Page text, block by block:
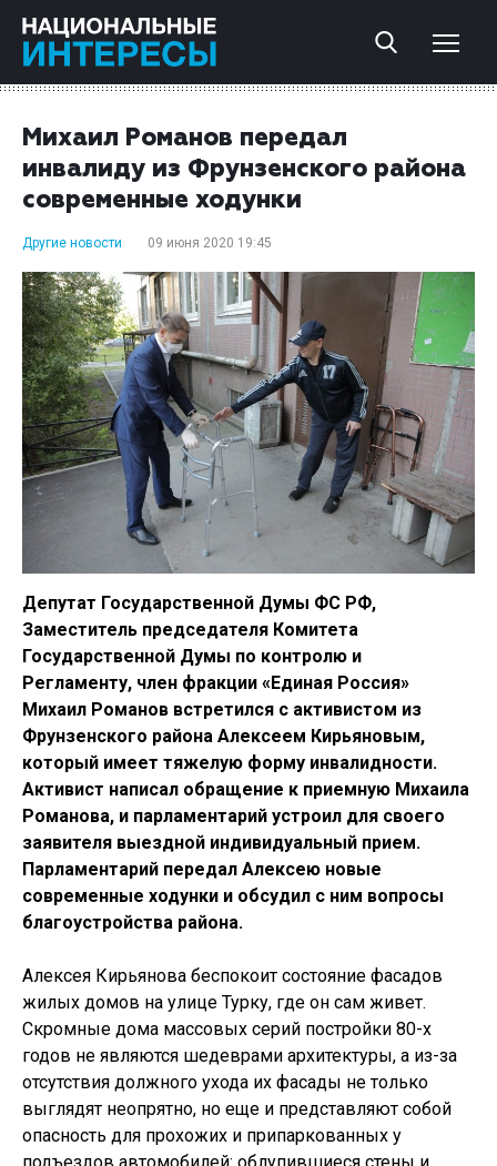
Михаил Романов передал
инвалиду из Фрунзенского района
современные ходунки
Другие новости 09 июня 2020 19:45
Депутат Государственной Думы ФС РФ,
Заместитель председателя Комитета
Государственной Думы по контролю и
Регламенту, член фракции «Единая Россия»
Михаил Романов встретился с активистом из
Фрунзенского района Алексеем Кирьяновым,
который имеет тяжелую форму инвалидности.
Активист написал обращение к приемную Михаила
Романова, и парламентарий устроил для своего
заявителя выездной индивидуальный прием.
Парламентарий передал Алексею новые
современные ходунки и обсудил с ним вопросы
благоустройства района.
Алексея Кирьянова беспокоит состояние фасадов
жилых домов на улице Турку, где он сам живет.
Скромные дома массовых серий постройки 80-х
годов не являются шедеврами архитектуры, а из-за
отсутствия должного ухода их фасады не только
выглядят неопрятно, но еще и представляют собой
опасность для прохожих и припаркованных у